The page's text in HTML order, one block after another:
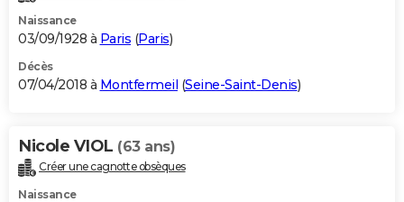
Naissance
03/09/1928 à Paris (Paris)
Décès
07/04/2018 à Montfermeil (Seine-Saint-Denis)
Nicole VIOL (63 ans)
Créer une cagnotte obsèques
Naissance